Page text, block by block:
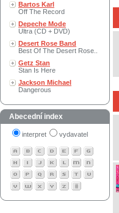
Bartos Karl
Off The Record
Depeche Mode
Ultra (CD + DVD)
Desert Rose Band
Best Of The Desert Rose..
Getz Stan
Stan Is Here
Jackson Michael
Dangerous
Abecední index
interpret vydavatel